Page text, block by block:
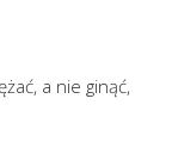
a nie ginąć,